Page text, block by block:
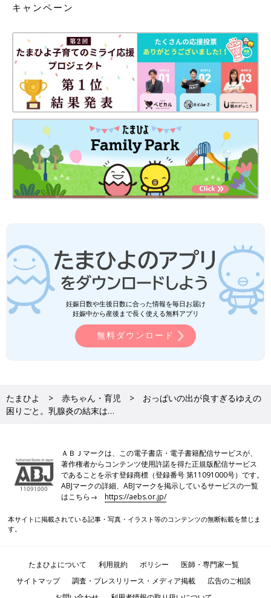
キャンペーン
妊娠日数や生後日数に合った情報を毎日お届け
妊娠中から産後まで長く使える無料アプリ
無料ダウンロード
たまひよ 赤ちゃん・育児
おっぱいの出が良すぎるゆえの
困りごと。乳腺炎の結末は…
ＡＢＪマークは、この電子書店・電子書籍配信サービスが、
著作権者からコンテンツ使用許諾を得た正規版配信サービス
であることを示す登録商標（登録番号 第11091000号）です。
ABJマークの詳細、ABJマークを掲示しているサービスの一覧
はこちら→https://aebs.or.jp/
本サイトに掲載されている記事・写真・イラスト等のコンテンツの無断転載を禁じま
す。
たまひよについて 利用規約 ポリシー
医師・専門家一覧
サイトマップ
調査・プレスリリース・メディア掲載
広告のご相談